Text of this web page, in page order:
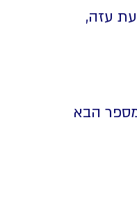
עזה,
הבא